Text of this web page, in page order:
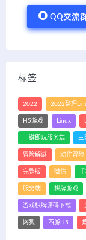
QQ交流
标签
2022 2022整理
H5游戏 Linux
一键即玩服务端
冒险解谜 动作冒险
完整版 微信
服务端 棋牌游戏
游戏棋牌源码下载
网狐 西游H5